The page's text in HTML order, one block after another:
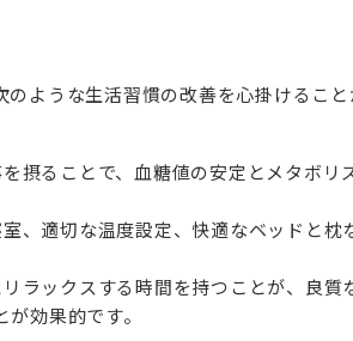
ような生活習慣の改善を心掛けること
摂ることで、血糖値の安定とメタボリ
、適切な温度設定、快適なベッドと枕
ラックスする時間を持つことが、良質
効果的です。